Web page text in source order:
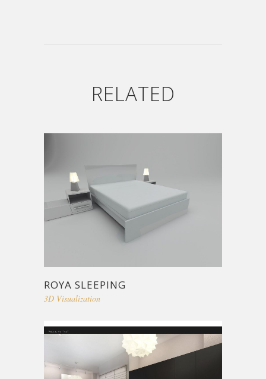
RELATED
ROYA SLEEPING
3D Visualization